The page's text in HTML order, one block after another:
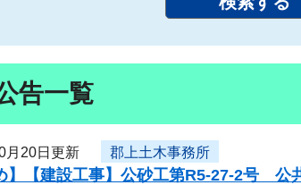
告一覧
月20日更新 郡上土木事務所
】【建設工事】公砂工第R5-27-2号 公